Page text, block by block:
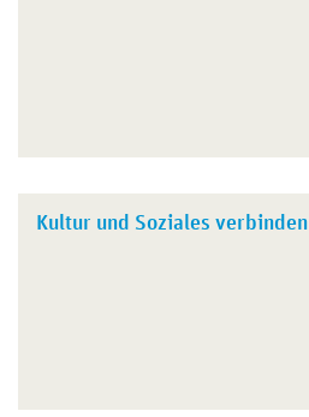
Kultur und Soziales verbinden